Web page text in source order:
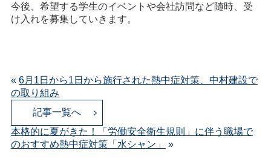
今後、希望する学生のイベントや会社訪問など随時、受
け入れを募集していきます。
« 6月1日から1日から施行された熱中症対策、中村建設で
の取り組み
記事一覧へ
本格的に夏がきた！「労働安全衛生規則」に伴う職場で
のおすすめ熱中症対策「水シャン」
»